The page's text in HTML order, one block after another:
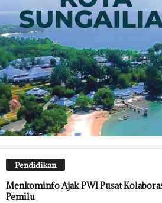
Pendidikan
Menkominfo Ajak PWI Pusat
Pemilu